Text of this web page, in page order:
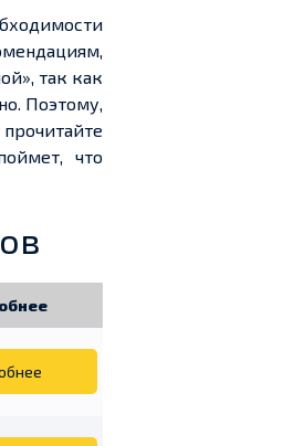
так как
Поэтому,
, что